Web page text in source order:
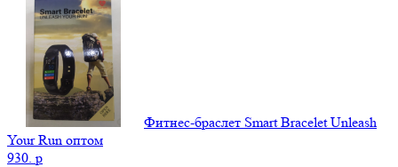
Фитнес-браслет Smart Bracelet Unleash
Your Run оптом
930. p